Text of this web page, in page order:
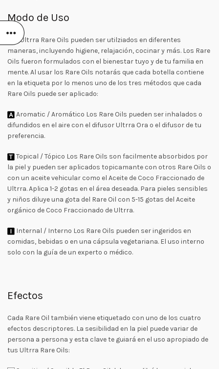
Modo de Uso
Los Ultrra Rare Oils pueden ser utilziados en diferentes
maneras, incluyendo higiene, relajación, cocinar y más. Los Rare
Oils fueron formulados con el bienestar tuyo y de tu familia en
mente. Al usar los Rare Oils notarás que cada botella contiene
en la etiqueta por lo menos uno de los tres métodos que cada
Rare Oils puede ser aplicado:
Aromatic / Aromático Los Rare Oils pueden ser inhalados o
difundidos en el aire con el difusor Ultrra Ora o el difusor de tu
preferencia.
Topical / Tópico Los Rare Oils son facilmente absorbidos por
la piel y pueden ser aplicados topicamante con otros Rare Oils o
con un aceite vehicular como el Aceite de Coco Fraccionado de
Ultrra. Aplica 1-2 gotas en el área deseada. Para pieles sensibles
y niños diluye una gota del Rare Oil con 5-15 gotas del Aceite
orgánico de Coco Fraccionado de Ultrra.
Internal / Interno Los Rare Oils pueden ser ingeridos en
comidas, bebidas o en una cápsula vegetariana. El uso interno
solo con la guía de un experto o médico.
Efectos
Cada Rare Oil también viene etiquetado con uno de los cuatro
efectos descriptores. La sesibilidad en la piel puede variar de
persona a persona y esta clave te guiará en el uso apropiado de
tus Ultrra Rare Oils: